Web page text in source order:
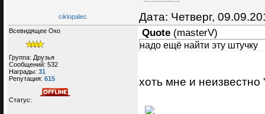
ciklopalec Дата: Четверг,
Всевидящее Око
Группа: Друзья
Сообщений: 532
Награды: 31
Репутация: 615
Статус:
Quote (masterV)
надо ещё найти эту штучку
хоть мне и